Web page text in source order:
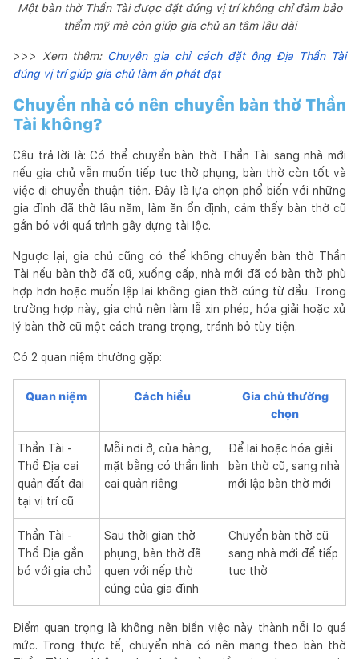
Một bàn thờ Thần Tài được đặt đúng vị trí không chỉ đảm bảo
thẩm mỹ mà còn giúp gia chủ an tâm lâu dài
>>> Xem thêm: Chuyên gia chỉ cách đặt ông Địa Thần Tài
đúng vị trí giúp gia chủ làm ăn phát đạt
Chuyển nhà có nên chuyển bàn thờ Thần
Tài không?
Câu trả lời là: Có thể chuyển bàn thờ Thần Tài sang nhà mới
nếu gia chủ vẫn muốn tiếp tục thờ phụng, bàn thờ còn tốt và
việc di chuyển thuận tiện. Đây là lựa chọn phổ biến với những
gia đình đã thờ lâu năm, làm ăn ổn định, cảm thấy bàn thờ cũ
gắn bó với quá trình gây dựng tài lộc.
Ngược lại, gia chủ cũng có thể không chuyển bàn thờ Thần
Tài nếu bàn thờ đã cũ, xuống cấp, nhà mới đã có bàn thờ phù
hợp hơn hoặc muốn lập lại không gian thờ cúng từ đầu. Trong
trường hợp này, gia chủ nên làm lễ xin phép, hóa giải hoặc xử
lý bàn thờ cũ một cách trang trọng, tránh bỏ tùy tiện.
Có 2 quan niệm thường gặp:
Quan niệm Cách hiểu
Gia chủ thường
chọn
Thần Tài -
Thổ Địa cai
quản đất đai
tại vị trí cũ
Mỗi nơi ở, cửa hàng,
mặt bằng có thần linh
cai quản riêng
Để lại hoặc hóa giải
bàn thờ cũ, sang nhà
mới lập bàn thờ mới
Thần Tài -
Thổ Địa gắn
bó với gia chủ
Sau thời gian thờ
phụng, bàn thờ đã
quen với nếp thờ
cúng của gia đình
Chuyển bàn thờ cũ
sang nhà mới để tiếp
tục thờ
Điểm quan trọng là không nên biến việc này thành nỗi lo quá
mức. Trong thực tế, chuyển nhà có nên mang theo bàn thờ